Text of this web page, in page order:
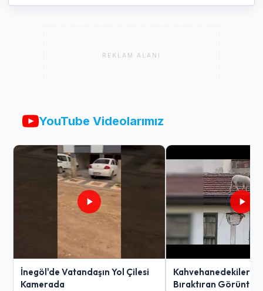
REKLAM ALANI
YouTube Videolarımız
İnegöl'de Vatandaşın Yol Çilesi
Kamerada
Kahvehanedekiler
Bıraktıran Görüntü!